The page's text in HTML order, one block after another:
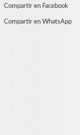
Compartir en Facebook
Compartir en WhatsApp